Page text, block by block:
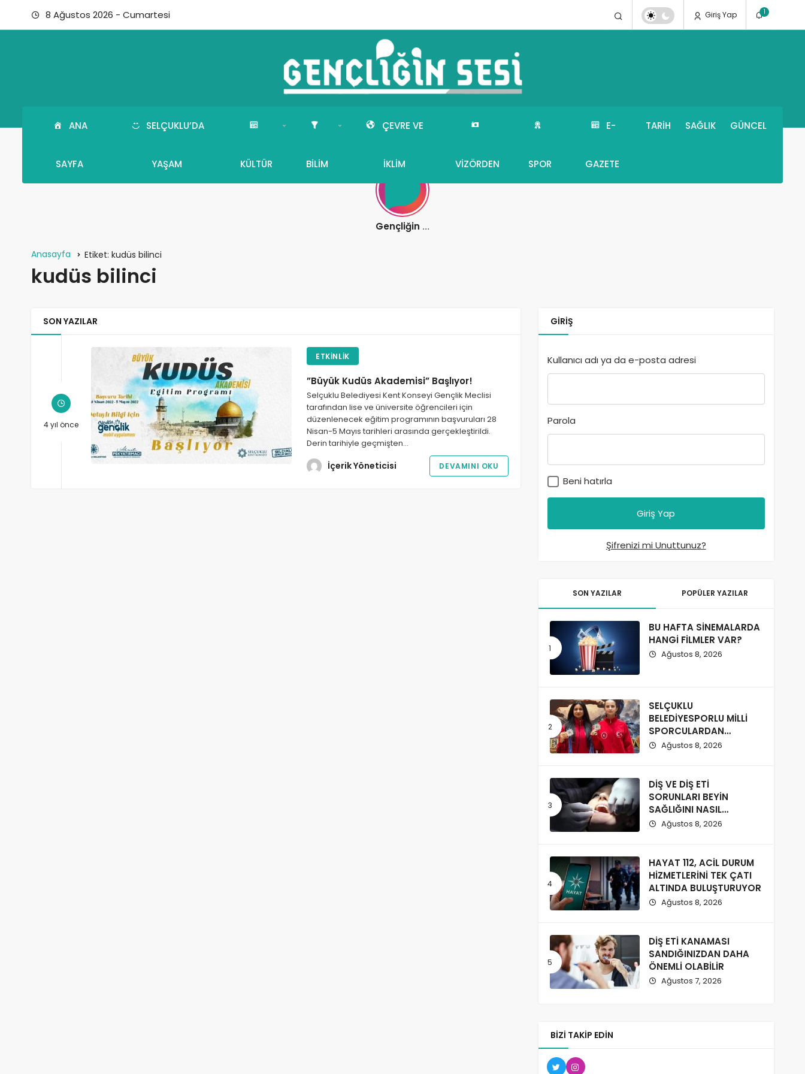
8 Ağustos 2026 - Cumartesi Giriş Yap 1
ANA
SAYFA
SELÇUKLU’DA
YAŞAM KÜLTÜR BILIM
ÇEVRE VE
İKLIM VIZÖRDEN SPOR
E-
GAZETE
TARIH SAĞLIK GÜNCEL
Gençliğin Sesi
Anasayfa Etiket: kudüs bilinci
kudüs bilinci
SON YAZILAR
4 yıl önce
ETKINLIK
”Büyük Kudüs Akademisi” Başlıyor!
Selçuklu Belediyesi Kent Konseyi Gençlik Meclisi
tarafından lise ve üniversite öğrencileri için
düzenlenecek eğitim programının başvuruları 28
Nisan-5 Mayıs tarihleri arasında gerçekleştirildi.
Derin tarihiyle geçmişten…
İçerik Yöneticisi DEVAMINI OKU
GIRIŞ
Kullanıcı adı ya da e-posta adresi
Parola
Beni hatırla
Şifrenizi mi Unuttunuz?
SON YAZILAR POPÜLER YAZILAR
BU HAFTA SİNEMALARDA
HANGİ FİLMLER VAR?
Ağustos 8, 2026
SELÇUKLU
BELEDİYESPORLU MİLLİ
SPORCULARDAN
GÜRCİSTAN’DA
Ağustos 8, 2026
DİŞ VE DİŞ ETİ
SORUNLARI BEYİN
SAĞLIĞINI NASIL
ETKİLİYOR?
Ağustos 8, 2026
HAYAT 112, ACİL DURUM
HİZMETLERİNİ TEK ÇATI
ALTINDA BULUŞTURUYOR
Ağustos 8, 2026
DİŞ ETİ KANAMASI
SANDIĞINIZDAN DAHA
ÖNEMLİ OLABİLİR
Ağustos 7, 2026
BIZI TAKIP EDIN